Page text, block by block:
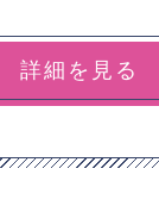
詳細を見る